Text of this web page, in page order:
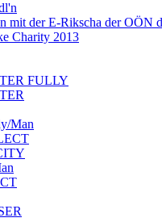
mit der E-Rikscha der OÖN
Charity 2013
FULLY
Man